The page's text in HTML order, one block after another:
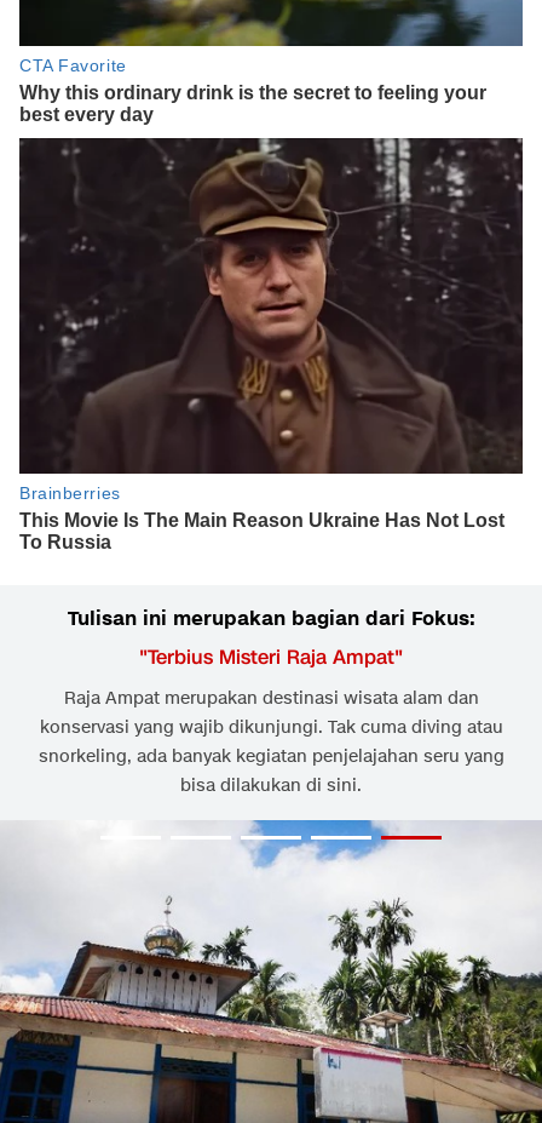
Tulisan ini merupakan bagian dari Fokus:
"Terbius Misteri Raja Ampat"
Raja Ampat merupakan destinasi wisata alam dan
konservasi yang wajib dikunjungi. Tak cuma diving atau
snorkeling, ada banyak kegiatan penjelajahan seru yang
bisa dilakukan di sini.